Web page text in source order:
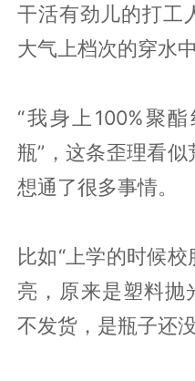
干活有劲儿的打工
大气上档次的穿水
“我身上100%聚
瓶”，这条歪理看
想通了很多事情。
比如“上学的时候
亮，原来是塑料抛
不发货，是瓶子还没